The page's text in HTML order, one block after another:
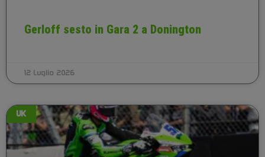
Gerloff sesto in Gara 2 a Donington
12 Luglio 2026
UK